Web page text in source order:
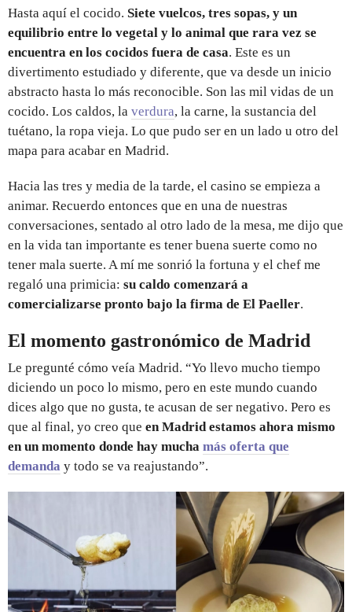
Hasta aquí el cocido. Siete vuelcos, tres sopas, y un
equilibrio entre lo vegetal y lo animal que rara vez se
encuentra en los cocidos fuera de casa. Este es un
divertimento estudiado y diferente, que va desde un inicio
abstracto hasta lo más reconocible. Son las mil vidas de un
cocido. Los caldos, la verdura, la carne, la sustancia del
tuétano, la ropa vieja. Lo que pudo ser en un lado u otro del
mapa para acabar en Madrid.
Hacia las tres y media de la tarde, el casino se empieza a
animar. Recuerdo entonces que en una de nuestras
conversaciones, sentado al otro lado de la mesa, me dijo que
en la vida tan importante es tener buena suerte como no
tener mala suerte. A mí me sonrió la fortuna y el chef me
regaló una primicia: su caldo comenzará a
comercializarse pronto bajo la firma de El Paeller.
El momento gastronómico de Madrid
Le pregunté cómo veía Madrid. “Yo llevo mucho tiempo
diciendo un poco lo mismo, pero en este mundo cuando
dices algo que no gusta, te acusan de ser negativo. Pero es
que al final, yo creo que en Madrid estamos ahora mismo
en un momento donde hay mucha más oferta que
demanda y todo se va reajustando”.